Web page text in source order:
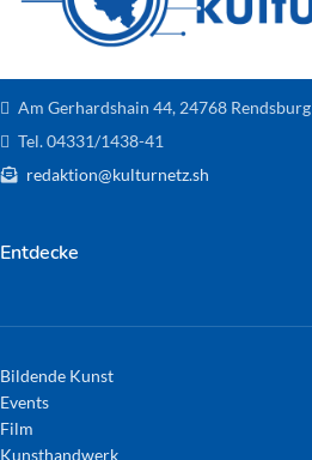
Am Gerhardshain 44, 24768 Rendsburg
Tel. 04331/1438-41
redaktion@kulturnetz.sh
Entdecke
Bildende Kunst
Events
Film
Kunsthandwerk